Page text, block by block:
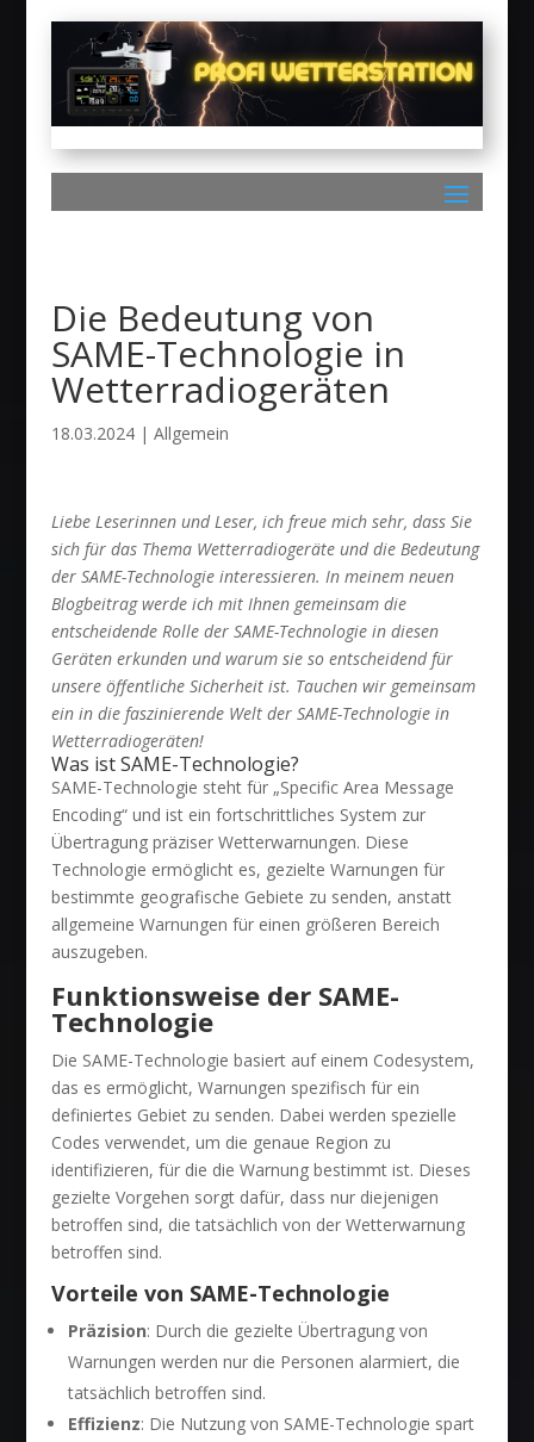
Die Bedeutung von
SAME-Technologie in
Wetterradiogeräten
18.03.2024| Allgemein
Liebe Leserinnen und Leser, ich freue mich sehr, dass Sie
sich für das Thema Wetterradiogeräte und die Bedeutung
der SAME-Technologie interessieren. In meinem neuen
Blogbeitrag werde ich mit Ihnen gemeinsam die
entscheidende Rolle der SAME-Technologie in diesen
Geräten erkunden und warum sie so entscheidend für
unsere öffentliche Sicherheit ist. Tauchen wir gemeinsam
ein in die faszinierende Welt der SAME-Technologie in
Wetterradiogeräten!
Was ist SAME-Technologie?
SAME-Technologie steht für „Specific Area Message
Encoding“ und ist ein fortschrittliches System zur
Übertragung präziser Wetterwarnungen. Diese
Technologie ermöglicht es, gezielte Warnungen für
bestimmte geografische Gebiete zu senden, anstatt
allgemeine Warnungen für einen größeren Bereich
auszugeben.
Funktionsweise der SAME-
Technologie
Die SAME-Technologie basiert auf einem Codesystem,
das es ermöglicht, Warnungen spezifisch für ein
definiertes Gebiet zu senden. Dabei werden spezielle
Codes verwendet, um die genaue Region zu
identifizieren, für die die Warnung bestimmt ist. Dieses
gezielte Vorgehen sorgt dafür, dass nur diejenigen
betroffen sind, die tatsächlich von der Wetterwarnung
betroffen sind.
Vorteile von SAME-Technologie
Präzision: Durch die gezielte Übertragung von
Warnungen werden nur die Personen alarmiert, die
tatsächlich betroffen sind.
Effizienz: Die Nutzung von SAME-Technologie spart